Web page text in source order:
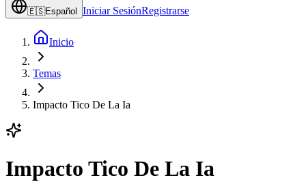
🇪🇸Español Iniciar SesiónRegistrarse
Inicio
Temas
Impacto Tico De La Ia
Impacto Tico De La Ia